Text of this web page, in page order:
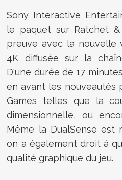
Sony Interactive
le paquet sur Ratchet
preuve avec la nouvelle
4K diffusée sur la
D'une durée de 17
en avant les nouveautés
Games telles que la
dimensionnelle, ou
Même la DualSense est
on a également droit à
qualité graphique du jeu.